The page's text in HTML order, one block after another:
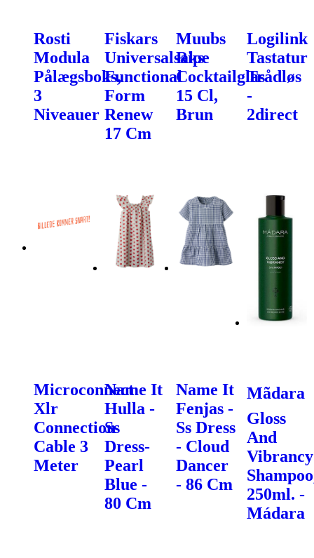
Rosti
Modula
Pålægsboks,
3
Niveauer
Fiskars
Universalsaks
Functional
Form
Renew
17 Cm
Muubs
Ripe
Cocktailglas
15 Cl,
Brun
Logilink
Tastatur
Trådløs
-
2direct
Microconnect
Xlr
Connection
Cable 3
Meter
Name It
Hulla -
Ss
Dress-
Pearl
Blue -
80 Cm
Name It
Fenjas -
Ss Dress
- Cloud
Dancer
- 86 Cm
Mãdara
Gloss
And
Vibrancy
250ml. -
Mádara